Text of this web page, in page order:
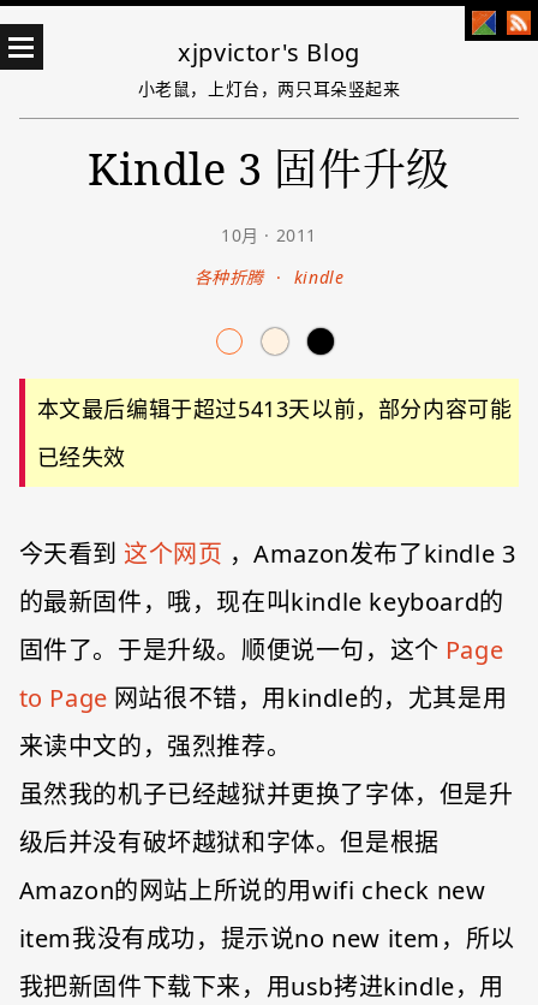
xjpvictor's Blog
小老鼠，上灯台，两只耳朵竖起来
Kindle 3 固件升级
10月 · 2011
各种折腾 · kindle
本文最后编辑于超过5413天以前，部分内容可能
已经失效
今天看到 这个网页 ，Amazon发布了kindle 3
的最新固件，哦，现在叫kindle keyboard的
固件了。于是升级。顺便说一句，这个 Page
to Page 网站很不错，用kindle的，尤其是用
来读中文的，强烈推荐。
虽然我的机子已经越狱并更换了字体，但是升
级后并没有破坏越狱和字体。但是根据
Amazon的网站上所说的用wifi check new
item我没有成功，提示说no new item，所以
我把新固件下载下来，用usb拷进kindle，用